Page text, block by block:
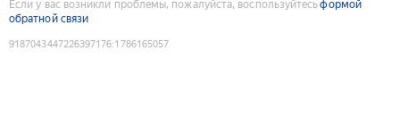
Если у вас возникли проблемы, пожалуйста, воспользуйтесьформой
обратной связи
9187043447226397176:1786165057